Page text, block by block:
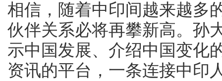
相信，随着中印间越来越多
伙伴关系必将再攀新高。孙
示中国发展、介绍中国变化
资讯的平台，一条连接中印